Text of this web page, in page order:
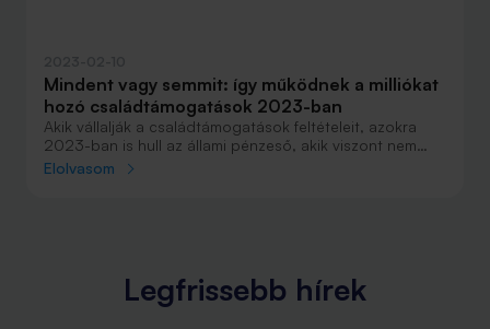
Mindent vagy semmit: így működnek a milliókat
hozó családtámogatások 2023-ban
Akik vállalják a családtámogatások feltételeit, azokra
2023-ban is hull az állami pénzeső, akik viszont nem
tudják vagy nem akarják ezeket érvényesíteni, szinte
megkönnyítik az anyagi helyzetüket.
Elolvasom
Legfrissebb hírek